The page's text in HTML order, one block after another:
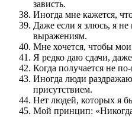
зависть.
Иногда мне кажется,
Даже если я злюсь, я
выражениям.
Мне хочется, чтобы
Я редко даю сдачи,
Когда получается не
Иногда люди
присутствием.
Нет людей, которых я
Мой принцип: